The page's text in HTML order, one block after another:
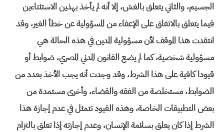
الجسيم، والثاني يتعلق بالغش، إلا أنه لم يأخذ بهذين الاستثناءين
فيما يتعلق بالاتفاق على الإعفاء من المسؤولية عن خطأ الغير، وقد
انتقدت هذا الموقف لأن مسؤولية المدين في هذه الحالة هي
مسؤولية شخصية، كما لم يضع القانون المدني المصري، ضوابط أو
قيودا كافية على هذا الشرط، وقد وجدت أنه يجب الأخذ بعدد من
الضوابط، مستخلصة من الفقه والقضاء، وأخرى مستمدة من
بعض التطبيقات الخاصة، وهذه القيود تتمثل في عدم إجازة هذا
الشرط إذا كان يعلق بسلامة الإنسان، وعدم إجازته إذا تعلق بالتزام